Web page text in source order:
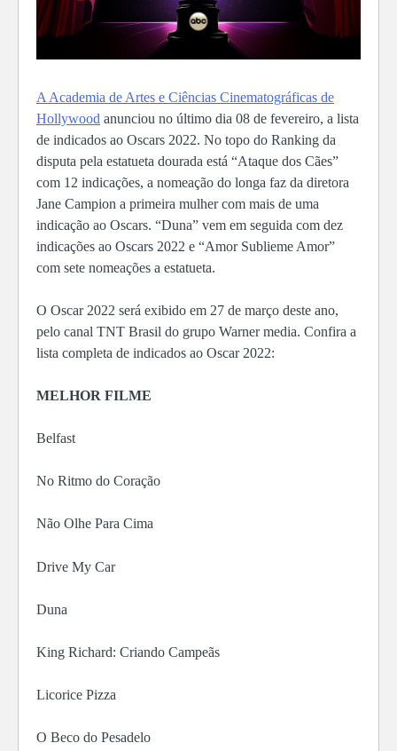
A Academia de Artes e Ciências Cinematográficas de
Hollywood anunciou no último dia 08 de fevereiro, a lista
de indicados ao Oscars 2022. No topo do Ranking da
disputa pela estatueta dourada está “Ataque dos Cães”
com 12 indicações, a nomeação do longa faz da diretora
Jane Campion a primeira mulher com mais de uma
indicação ao Oscars. “Duna” vem em seguida com dez
indicações ao Oscars 2022 e “Amor Sublieme Amor”
com sete nomeações a estatueta.
O Oscar 2022 será exibido em 27 de março deste ano,
pelo canal TNT Brasil do grupo Warner media. Confira a
lista completa de indicados ao Oscar 2022:
MELHOR FILME
Belfast
No Ritmo do Coração
Não Olhe Para Cima
Drive My Car
Duna
King Richard: Criando Campeãs
Licorice Pizza
O Beco do Pesadelo